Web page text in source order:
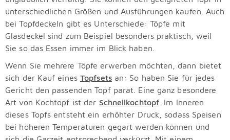
unterschiedlichen Größen und Ausführungen kaufen. Auch
bei Topfdeckeln gibt es Unterschiede: Töpfe mit
Glasdeckel sind zum Beispiel besonders praktisch, weil
Sie so das Essen immer im Blick haben.
Wenn Sie mehrere Töpfe erwerben möchten, dann bietet
sich der Kauf eines Topfsetsan: So haben Sie für jedes
Gericht den passenden Topf parat. Eine ganz besondere
Art von Kochtopf ist der Schnellkochtopf . Im Inneren
dieses Topfs entsteht ein erhöhter Druck, sodass Speisen
bei höheren Temperaturen gegart werden können und